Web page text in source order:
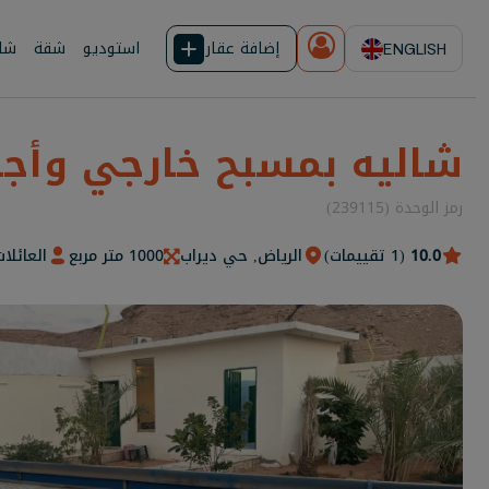
استوديو شقة إضافة عقار ENGLISH
شاليه بمسبح خارجي
رمز الوحدة (239115)
10.0 (1 تقييمات) الرياض, حي ديراب 1000 متر مربع